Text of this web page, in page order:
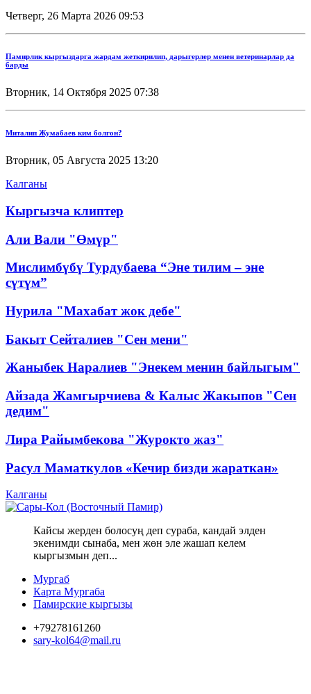
Четверг, 26 Марта 2026 09:53
Памирлик кыргыздарга жардам жеткирилип, дарыгерлер менен ветеринарлар да
барды
Вторник, 14 Октября 2025 07:38
Миталип Жумабаев ким болгон?
Вторник, 05 Августа 2025 13:20
Калганы
Кыргызча клиптер
Али Вали "Өмүр"
Мислимбүбү Турдубаева “Эне тилим – эне
сүтүм”
Нурила "Махабат жок дебе"
Бакыт Сейталиев "Сен мени"
Жаныбек Наралиев "Энекем менин байлыгым"
Айзада Жамгырчиева & Калыс Жакыпов "Сен
дедим"
Лира Райымбекова "Журокто жаз"
Расул Маматкулов «Кечир бизди жараткан»
Калганы
Кайсы жерден болосуң деп сураба, кандай элден
экенимди сынаба, мен жөн эле жашап келем
кыргызмын деп...
Мургаб
Карта Мургаба
Памирские кыргызы
+79278161260
sary-kol64@mail.ru